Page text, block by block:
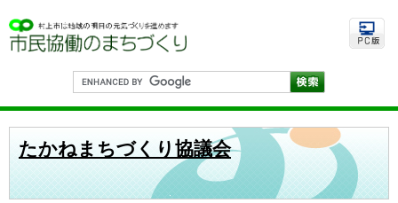
ー
ジ
の
ニ
ュ
ー
G
o
o
e
カ
タ
たかねまちづくり協議会